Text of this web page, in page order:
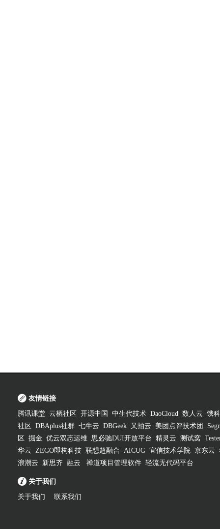
友情链接
腾讯课堂 云栖社区 开源中国 中生代技术 DaoCloud 数人云 饿
社区
DBAplus社群 七牛云 DBGeek 又拍云 美团点评技术团
区
掘金 优云双态运维 思必驰DUI开放平台 精灵云 测试窝
华云 ZEGO即构科技 联想超融合 AICUG 宜信技术学院 京东云
浪潮云
新思齐 融云 禅道项目管理软件 轻流无代码平台
关于我们
关于我们 联系我们